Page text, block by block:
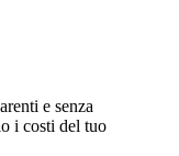
e senza
i costi del tuo